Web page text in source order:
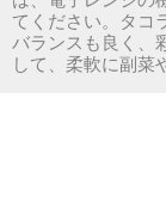
てください。 タコ
バランスも良く、
して、柔軟に副菜